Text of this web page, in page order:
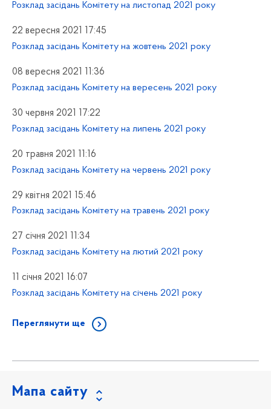
Розклад засідань Комітету на листопад 2021 року
22 вересня 2021 17:45
Розклад засідань Комітету на жовтень 2021 року
08 вересня 2021 11:36
Розклад засідань Комітету на вересень 2021 року
30 червня 2021 17:22
Розклад засідань Комітету на липень 2021 року
20 травня 2021 11:16
Розклад засідань Комітету на червень 2021 року
29 квітня 2021 15:46
Розклад засідань Комітету на травень 2021 року
27 січня 2021 11:34
Розклад засідань Комітету на лютий 2021 року
11 січня 2021 16:07
Розклад засідань Комітету на січень 2021 року
Переглянути ще
Мапа сайту